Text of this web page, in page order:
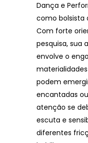
Dança e
como bolsista
Com forte
pesquisa, sua
envolve o
podem
encantadas
atenção se
escuta e
diferentes